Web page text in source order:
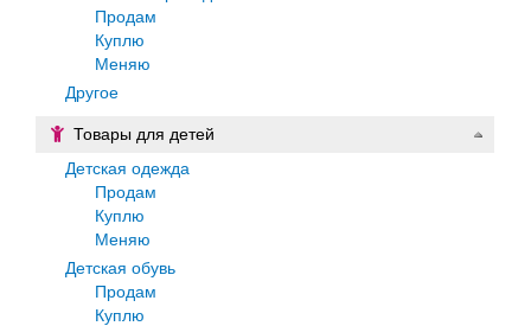
Продам
Куплю
Меняю
Другое
Товары для детей
Детская одежда
Продам
Куплю
Меняю
Детская обувь
Продам
Куплю